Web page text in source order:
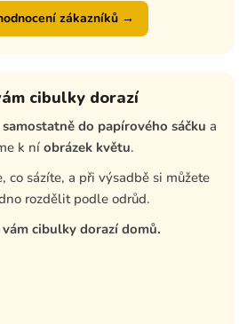
zákazníků →
cibulky dorazí
samostatně do papírového sáčku a
k ní obrázek květu.
co sázíte, a při výsadbě si můžete
rozdělit podle odrůd.
cibulky dorazí domů.